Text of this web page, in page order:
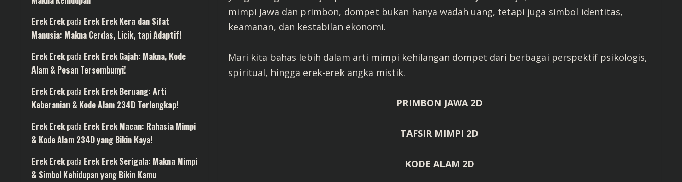
mimpi Jawa dan primbon, dompet bukan hanya wadah uang, tetapi juga simbol identitas,
keamanan, dan kestabilan ekonomi.
Mari kita bahas lebih dalam arti mimpi kehilangan dompet dari berbagai perspektif psikologis,
spiritual, hingga erek-erek angka mistik.
PRIMBON JAWA 2D
TAFSIR MIMPI 2D
KODE ALAM 2D
Erek Erekpada Erek Erek Kera dan Sifat
Manusia: Makna Cerdas, Licik, tapi Adaptif!
Erek Erekpada Erek Erek Gajah: Makna, Kode
Alam & Pesan Tersembunyi!
Erek Erekpada Erek Erek Beruang: Arti
Keberanian & Kode Alam 234D Terlengkap!
Erek Erekpada Erek Erek Macan: Rahasia Mimpi
& Kode Alam 234D yang Bikin Kaya!
Erek Erekpada Erek Erek Serigala: Makna Mimpi
& Simbol Kehidupan yang Bikin Kamu